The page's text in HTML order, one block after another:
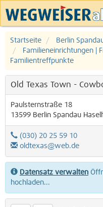
Startseite
Berlin
Familieneinrichtungen |
Familientreffpunkte
Old Texas Town -
Paulsternstraße 18
13599 Berlin Spandau
(030) 20 25 59 10
oldtexas@web.de
Datensatz verwalten
hochladen...